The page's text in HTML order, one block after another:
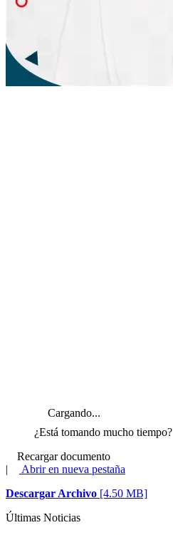
Cargando...
¿Está tomando mucho tiempo?
Recargar documento
|
Abrir en nueva pestaña
Descargar Archivo [4.50 MB]
Últimas Noticias